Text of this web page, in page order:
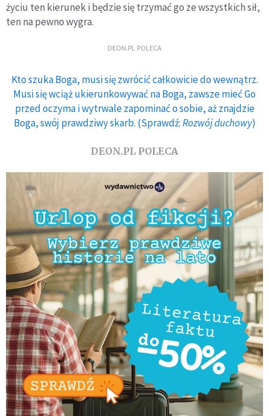
życiu ten kierunek i będzie się trzymać go ze wszystkich sił,
ten na pewno wygra.
DEON.PL POLECA
Kto szuka Boga, musi się zwrócić całkowicie do wewnątrz.
Musi się wciąż ukierunkowywać na Boga, zawsze mieć Go
przed oczyma i wytrwale zapominać o sobie, aż znajdzie
Boga, swój prawdziwy skarb. (Sprawdź:Rozwój duchowy)
DEON.PL POLECA